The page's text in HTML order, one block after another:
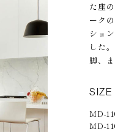
た座
ーク
ショ
した
脚、
SIZE
MD-
MD-